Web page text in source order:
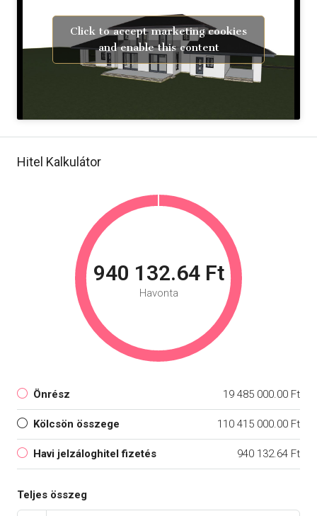
Click to accept marketing cookies
and enable this content
Hitel Kalkulátor
940 132.64 Ft
Havonta
Önrész 19 485 000.00 Ft
Kölcsön összege 110 415 000.00 Ft
Havi jelzáloghitel fizetés 940 132.64 Ft
Teljes összeg